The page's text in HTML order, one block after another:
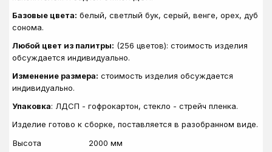
Базовые цвета: белый, светлый бук, серый, венге, орех, дуб
сонома.
Любой цвет из палитры: (256 цветов): стоимость изделия
обсуждается индивидуально.
Изменение размера: стоимость изделия обсуждается
индивидуально.
Упаковка: ЛДСП - гофрокартон, стекло - стрейч пленка.
Изделие готово к сборке, поставляется в разобранном виде.
Высота
2000 мм